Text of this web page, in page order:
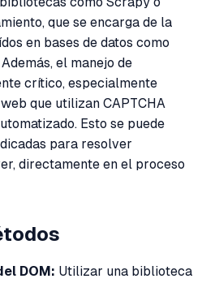
que se encarga de la
en bases de datos como
el manejo de
crítico, especialmente
que utilizan CAPTCHA
Esto se puede
para resolver
directamente en el proceso
DOM: Utilizar una biblioteca